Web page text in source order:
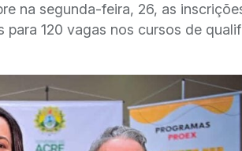
na segunda-feira, 26, as
120 vagas nos cursos de